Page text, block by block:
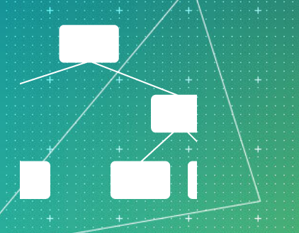
行业解决方案
学术
建筑
能源和自然资源
政府和公共部门
医疗保健
制造和工业
制药
服务
软件和技术
按职能/角色
工程
商业分析师
信息技术
供应链
客户服务和联系中心
人力资源
营销数据分析
研发
服务
培训
部署
自定进度的学习
继续教育
咨询
Quick Start
支持
视频
文档
更新
下载
政策
关于我们
领导团队
合作伙伴
职业
联系我们
新闻
Minitab 商品